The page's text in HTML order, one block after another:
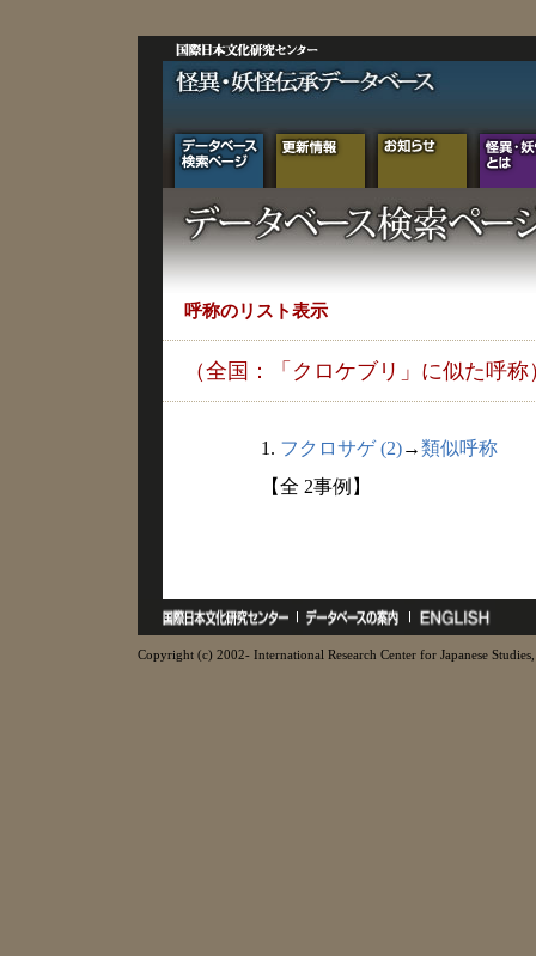
呼称のリスト表示
（全国：「クロケブリ」に似た呼称
1. フクロサゲ (2)→類似呼称
【全 2事例】
Copyright (c) 2002- International Research Center for Japanese